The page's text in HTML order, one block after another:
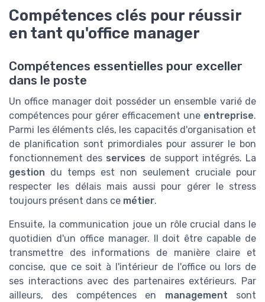
Compétences clés pour réussir
en tant qu'office manager
Compétences essentielles pour exceller
dans le poste
Un office manager doit posséder un ensemble varié de
compétences pour gérer efficacement une entreprise.
Parmi les éléments clés, les capacités d'organisation et
de planification sont primordiales pour assurer le bon
fonctionnement des services de support intégrés. La
gestion du temps est non seulement cruciale pour
respecter les délais mais aussi pour gérer le stress
toujours présent dans ce métier.
Ensuite, la communication joue un rôle crucial dans le
quotidien d'un office manager. Il doit être capable de
transmettre des informations de manière claire et
concise, que ce soit à l'intérieur de l'office ou lors de
ses interactions avec des partenaires extérieurs. Par
ailleurs, des compétences en management sont